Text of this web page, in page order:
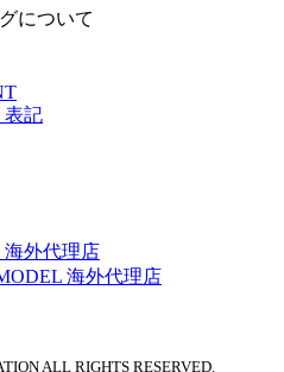
について
表記
海外代理店
海外代理店
ALL RIGHTS RESERVED.